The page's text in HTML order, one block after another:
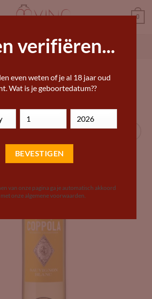
0
KOPEN ANDERE WIJN KOPEN
– BIJZONDERE WIJNEN,
EN STERKE DRANKEN
verifiëren...
even weten of je al 18 jaar oud
Wat is je geboortedatum??
van onze pagina ga je automatisch akkoord
met onze algemene voorwaarden.